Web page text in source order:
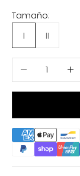
Tamaño:
I
II
Reducir cantidad